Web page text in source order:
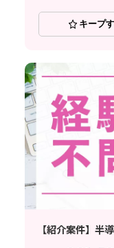
キープ
【紹介案件】半